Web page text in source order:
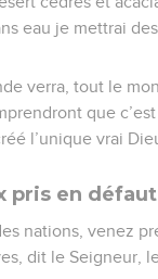
eau je mettrai
verra, tout le
que
l’unique vrai
pris en défaut
nations, venez
dit le Seigneur,